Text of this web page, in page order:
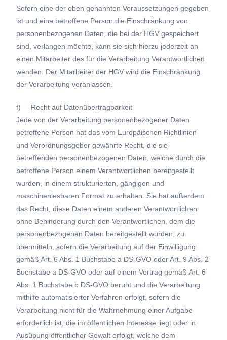
Sofern eine der oben genannten Voraussetzungen gegeben
ist und eine betroffene Person die Einschränkung von
personenbezogenen Daten, die bei der HGV gespeichert
sind, verlangen möchte, kann sie sich hierzu jederzeit an
einen Mitarbeiter des für die Verarbeitung Verantwortlichen
wenden. Der Mitarbeiter der HGV wird die Einschränkung
der Verarbeitung veranlassen.
f) Recht auf Datenübertragbarkeit
Jede von der Verarbeitung personenbezogener Daten
betroffene Person hat das vom Europäischen Richtlinien-
und Verordnungsgeber gewährte Recht, die sie
betreffenden personenbezogenen Daten, welche durch die
betroffene Person einem Verantwortlichen bereitgestellt
wurden, in einem strukturierten, gängigen und
maschinenlesbaren Format zu erhalten. Sie hat außerdem
das Recht, diese Daten einem anderen Verantwortlichen
ohne Behinderung durch den Verantwortlichen, dem die
personenbezogenen Daten bereitgestellt wurden, zu
übermitteln, sofern die Verarbeitung auf der Einwilligung
gemäß Art. 6 Abs. 1 Buchstabe a DS-GVO oder Art. 9 Abs. 2
Buchstabe a DS-GVO oder auf einem Vertrag gemäß Art. 6
Abs. 1 Buchstabe b DS-GVO beruht und die Verarbeitung
mithilfe automatisierter Verfahren erfolgt, sofern die
Verarbeitung nicht für die Wahrnehmung einer Aufgabe
erforderlich ist, die im öffentlichen Interesse liegt oder in
Ausübung öffentlicher Gewalt erfolgt, welche dem